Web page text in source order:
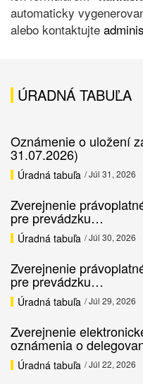
automaticky
alebo kontaktujte
ÚRADNÁ TABUĽA
Oznámenie o uložení
31.07.2026)
Úradná tabuľa / Júl 31, 2026
Zverejnenie
pre prevádzku…
Úradná tabuľa / Júl 30, 2026
Zverejnenie
pre prevádzku…
Úradná tabuľa / Júl 29, 2026
Zverejnenie
oznámenia o
Úradná tabuľa / Júl 22, 2026